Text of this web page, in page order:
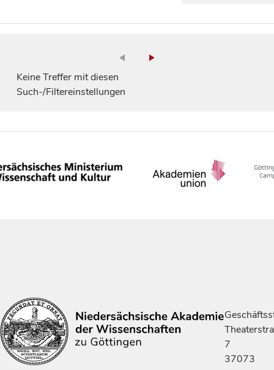
Keine Treffer mit diesen
Such-/Filtereinstellungen
7
37073